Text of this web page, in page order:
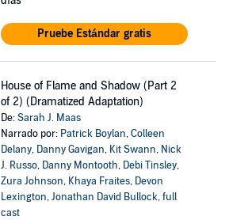
Pruebe Estándar gratis
House of Flame and Shadow (Part 2
of 2) (Dramatized Adaptation)
De:Sarah J. Maas
Narrado por: Patrick Boylan,Colleen
Delany, Danny Gavigan, Kit Swann, Nick
J. Russo, Danny Montooth, Debi Tinsley,
Zura Johnson, Khaya Fraites, Devon
Lexington,Jonathan David Bullock,full
cast